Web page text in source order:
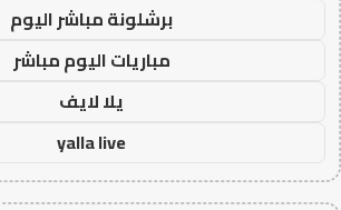
برشلونة مباشر اليوم
مباريات اليوم مباشر
يلا لايف
yalla live